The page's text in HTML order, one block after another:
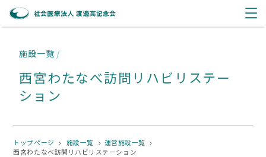
施設一覧 /
西宮わたなべ訪問リハビリステー
ション
トップページ 施設一覧
運営施設一覧
西宮わたなべ訪問リハビリステーション